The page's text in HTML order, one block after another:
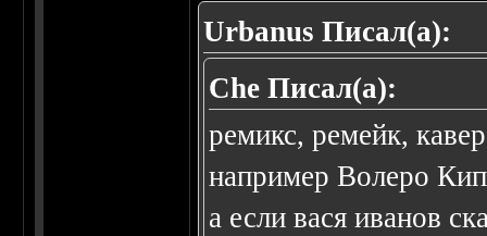
Urbanus Писал(а):
Che Писал(а):
ремикс, ремейк,
например Волеро
а если вася иванов